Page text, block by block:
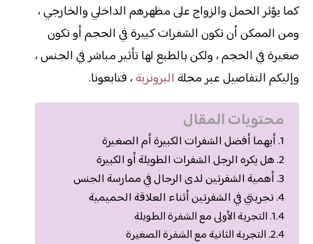
كما يؤثر الحمل والزواج على مظهرهم الداخلي والخارجي ،
ومن الممكن أن تكون الشفرات كبيرة في الحجم أو تكون
صغيرة في الحجم ، ولكن بالطبع لها تأثير مباشر في الجنس ،
وإليكم التفاصيل عبر مجلة البرونزية، فتابعونا.
محتويات المقال
أيهما أفضل الشفرات الكبيرة أم الصغيرة
هل يكره الرجل الشفرات الطويلة أو الكبيرة
أهمية الشفرتين لدى الرجال في ممارسة الجنس
تجربتي في الشفرتين أثناء العلاقة الحميمية
التجربة الأولى مع الشفرة الطويلة
التجربة الثانية مع الشفرة الصغيرة